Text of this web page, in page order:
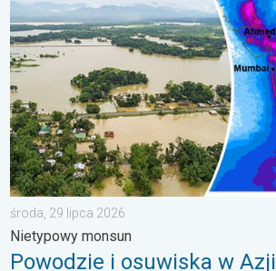
środa, 29 lipca 2026
Nietypowy monsun
Powodzie i osuwiska w Azji